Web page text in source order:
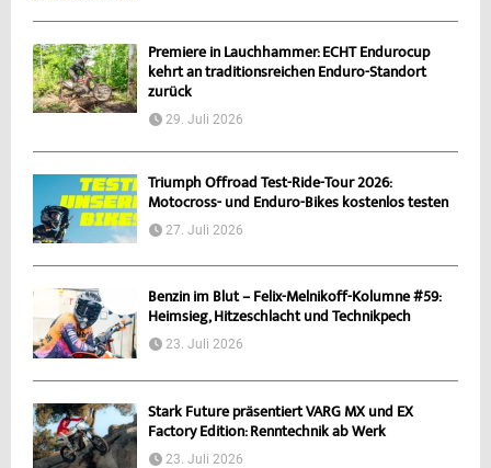
Premiere in Lauchhammer: ECHT Endurocup
kehrt an traditionsreichen Enduro-Standort
zurück
29. Juli 2026
Triumph Offroad Test-Ride-Tour 2026:
Motocross- und Enduro-Bikes kostenlos testen
27. Juli 2026
Benzin im Blut – Felix-Melnikoff-Kolumne #59:
Heimsieg, Hitzeschlacht und Technikpech
23. Juli 2026
Stark Future präsentiert VARG MX und EX
Factory Edition: Renntechnik ab Werk
23. Juli 2026